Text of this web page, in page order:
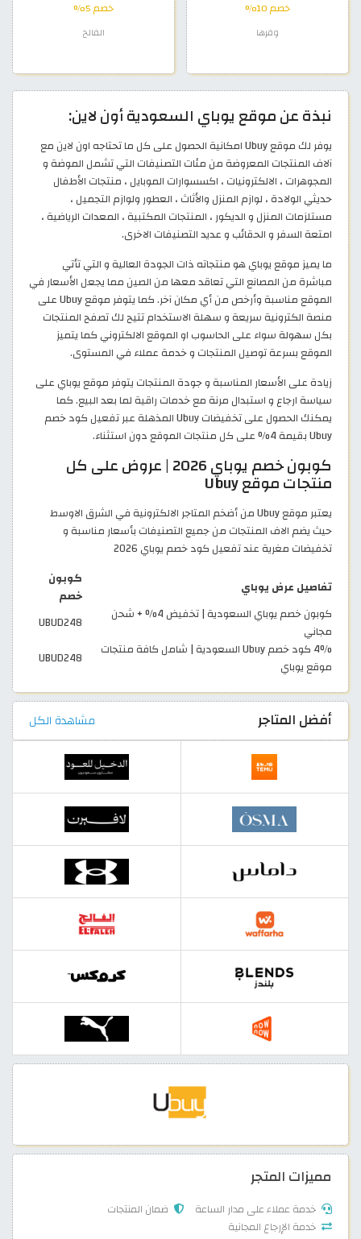
خصم 10%
وفرها
خصم 5%
الفالح
نبذة عن موقع يوباي السعودية أون لاين:
يوفر لك موقع Ubuy امكانية الحصول على كل ما تحتاجه اون لاين مع
آلاف المنتجات المعروضة من مئات التصنيفات التي تشمل الموضة و
المجوهرات ، الالكترونيات ، اكسسوارات الموبايل ، منتجات الأطفال
حديثي الولادة ، لوازم المنزل والأثاث ، العطور ولوازم التجميل ،
مستلزمات المنزل و الديكور ، المنتجات المكتبية ، المعدات الرياضية ،
امتعة السفر و الحقائب و عديد التصنيفات الاخرى.
ما يميز موقع يوباي هو منتجاته ذات الجودة العالية و التي تأتي
مباشرة من المصانع التي تعاقد معها من الصين مما يجعل الأسعار في
الموقع مناسبة وأرخص من أي مكان آخر. كما يتوفر موقع Ubuy على
منصة الكترونية سريعة و سهلة الاستخدام تتيح لك تصفح المنتجات
بكل سهولة سواء على الحاسوب او الموقع الالكتروني كما يتميز
الموقع بسرعة توصيل المنتجات و خدمة عملاء في المستوى.
زيادة على الأسعار المناسبة و جودة المنتجات يتوفر موقع يوباي على
سياسة ارجاع و استبدال مرنة مع خدمات راقية لما بعد البيع. كما
يمكنك الحصول على تخفيضات Ubuy المذهلة عبر تفعيل كود خصم
Ubuy بقيمة 4% على كل منتجات الموقع دون استثناء.
كوبون خصم يوباي 2026 | عروض على كل
منتجات موقع Ubuy
يعتبر موقع Ubuy من أضخم المتاجر الالكترونية في الشرق الاوسط
حيث يضم الاف المنتجات من جميع التصنيفات بأسعار مناسبة و
تخفيضات مغرية عند تفعيل كود خصم يوباي 2026
تفاصيل عرض يوباي
كوبون
خصم
كوبون خصم يوباي السعودية | تخفيض 4% + شحن
مجاني
UBUD248
4% كود خصم Ubuy السعودية | شامل كافة منتجات
موقع يوباي
UBUD248
أفضل المتاجر مشاهدة الكل
مميزات المتجر
خدمة عملاء على مدار الساعة
ضمان المنتجات
خدمة الإرجاع المجانية